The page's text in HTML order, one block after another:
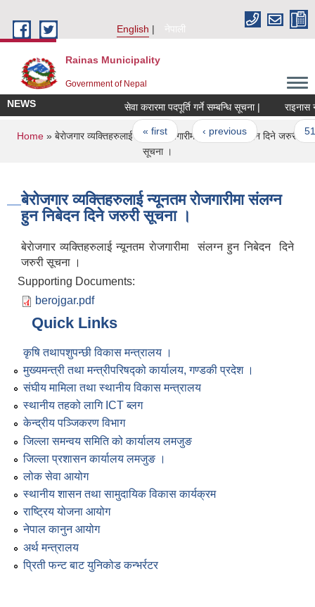
English
नेपाली
Rainas Municipality
Government of Nepal
NEWS सेवा करारमा पदपूर्ति गर्ने सम्बन्धि सूचना | राइनास
Pages
« first ‹ previous … 51
You are here
Home » बेराेजगार व्यक्तिहरुलाई न्यूनतम राेजगारीमा संलग्न हुन निबेदन दिने जरुरी
सूचना ।
बेराेजगार व्यक्तिहरुलाई न्यूनतम राेजगारीमा संलग्न
हुन निबेदन दिने जरुरी सूचना ।
बेराेजगार व्यक्तिहरुलाई न्यूनतम राेजगारीमा संलग्न हुन निबेदन दिने
जरुरी सूचना ।
Supporting Documents:
berojgar.pdf
Quick Links
कृषि तथापशुपन्छी विकास मन्त्रालय ।
मुख्यमन्त्री तथा मन्त्रीपरिषद्को कार्यालय, गण्डकी प्रदेश ।
संघीय मामिला तथा स्थानीय विकास मन्त्रालय
स्थानीय तहको लागि ICT ब्लग
केन्द्रीय पञ्जिकरण विभाग
जिल्ला समन्वय समिति को कार्यालय लमजुङ
जिल्ला प्रशासन कार्यालय लमजुङ ।
लोक सेवा आयोग
स्थानीय शासन तथा सामुदायिक विकास कार्यक्रम
राष्ट्रिय योजना आयोग
नेपाल कानुन आयोग
अर्थ मन्त्रालय
प्रिती फन्ट बाट युनिकोड कन्भर्रटर